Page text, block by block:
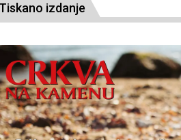
Tiskano izdanje